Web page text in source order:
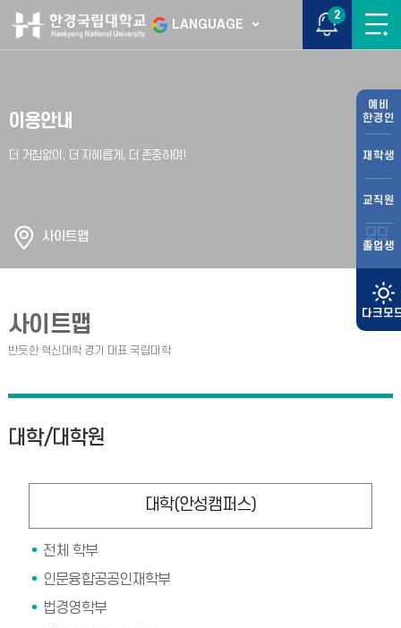
LANGUAGE
2
예비
한경인
재학생
교직원
졸업생
이용안내
사이트맵
사이트맵
대학/대학원
대학(안성캠퍼스)
전체 학부
인문융합공공인재학부
법경영학부